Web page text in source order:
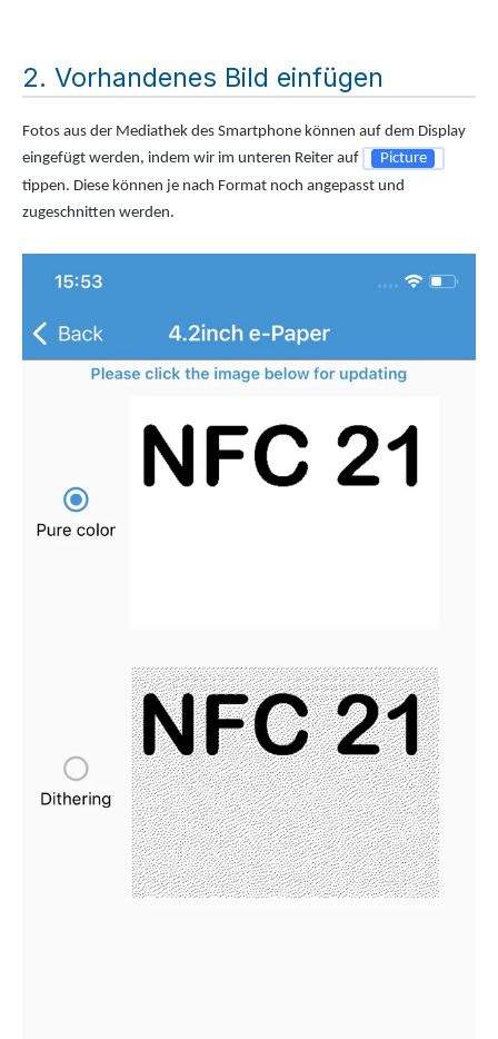
Vorhandenes Bild einfügen
Fotos aus der Mediathek des Smartphone können auf dem Display
eingefügt werden, indem wir im unteren Reiter auf
Picture
tippen. Diese können je nach Format noch angepasst und
zugeschnitten werden.